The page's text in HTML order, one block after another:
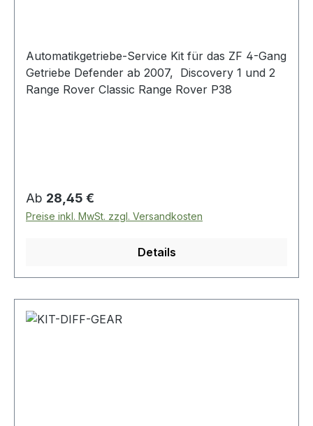
Automatikgetriebe-Service Kit für das ZF 4-Gang
Getriebe Defender ab 2007, Discovery 1 und 2
Range Rover Classic Range Rover P38
Regulärer Preis:
Ab 28,45 €
Preise inkl. MwSt. zzgl. Versandkosten
Details